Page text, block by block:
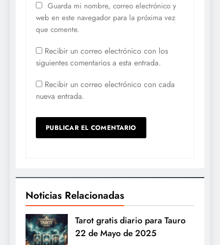
Guarda mi nombre, correo electrónico y
web en este navegador para la próxima vez
que comente.
Recibir un correo electrónico con los
siguientes comentarios a esta entrada.
Recibir un correo electrónico con cada
nueva entrada.
Noticias Relacionadas
Tarot gratis diario para Tauro
22 de Mayo de 2025